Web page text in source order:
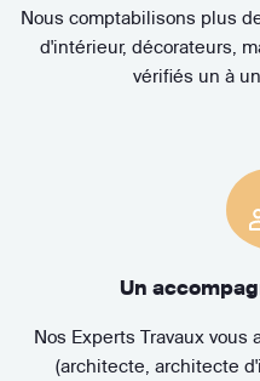
Nous comptabilisons plus
d'intérieur, décorateurs,
vérifiés un à
Un
Nos Experts Travaux
(architecte, architecte